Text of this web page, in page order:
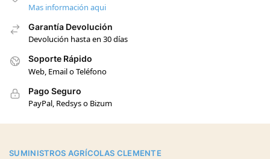
Mas información aqui
Garantía Devolución
Devolución hasta en 30 días
Soporte Rápido
Web, Email o Teléfono
Pago Seguro
PayPal, Redsys o Bizum
SUMINISTROS AGRÍCOLAS CLEMENTE